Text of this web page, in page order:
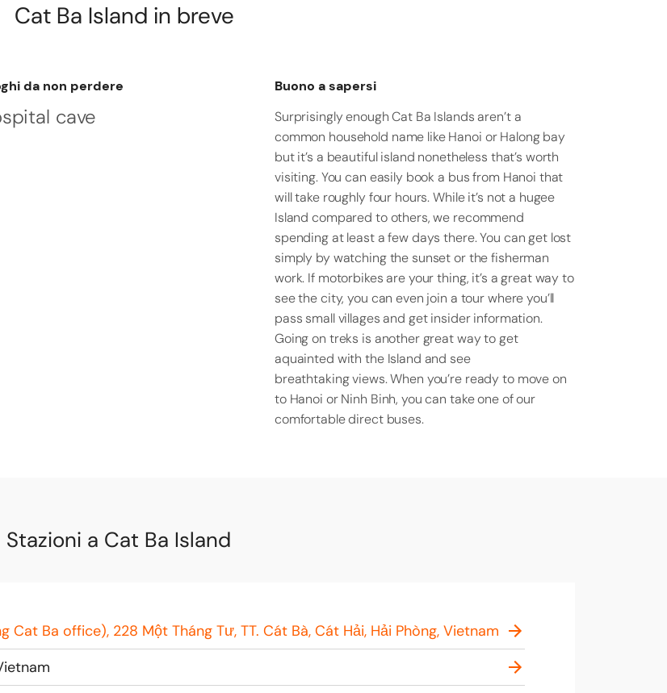
Cat Ba Island in breve
da non perdere
cave
Buono a sapersi
Surprisingly enough Cat Ba Islands aren’t a
common household name like Hanoi or Halong bay
but it’s a beautiful island nonetheless that’s worth
visiting. You can easily book a bus from Hanoi that
will take roughly four hours. While it’s not a hugee
Island compared to others, we recommend
spending at least a few days there. You can get lost
simply by watching the sunset or the fisherman
work. If motorbikes are your thing, it’s a great way to
see the city, you can even join a tour where you’ll
pass small villages and get insider information.
Going on treks is another great way to get
aquainted with the Island and see
breathtaking views. When you’re ready to move on
to Hanoi or Ninh Binh, you can take one of our
comfortable direct buses. ​
Stazioni a Cat Ba Island
Ba office), 228 Một Tháng Tư, TT. Cát Bà, Cát Hải, Hải Phòng, Vietnam